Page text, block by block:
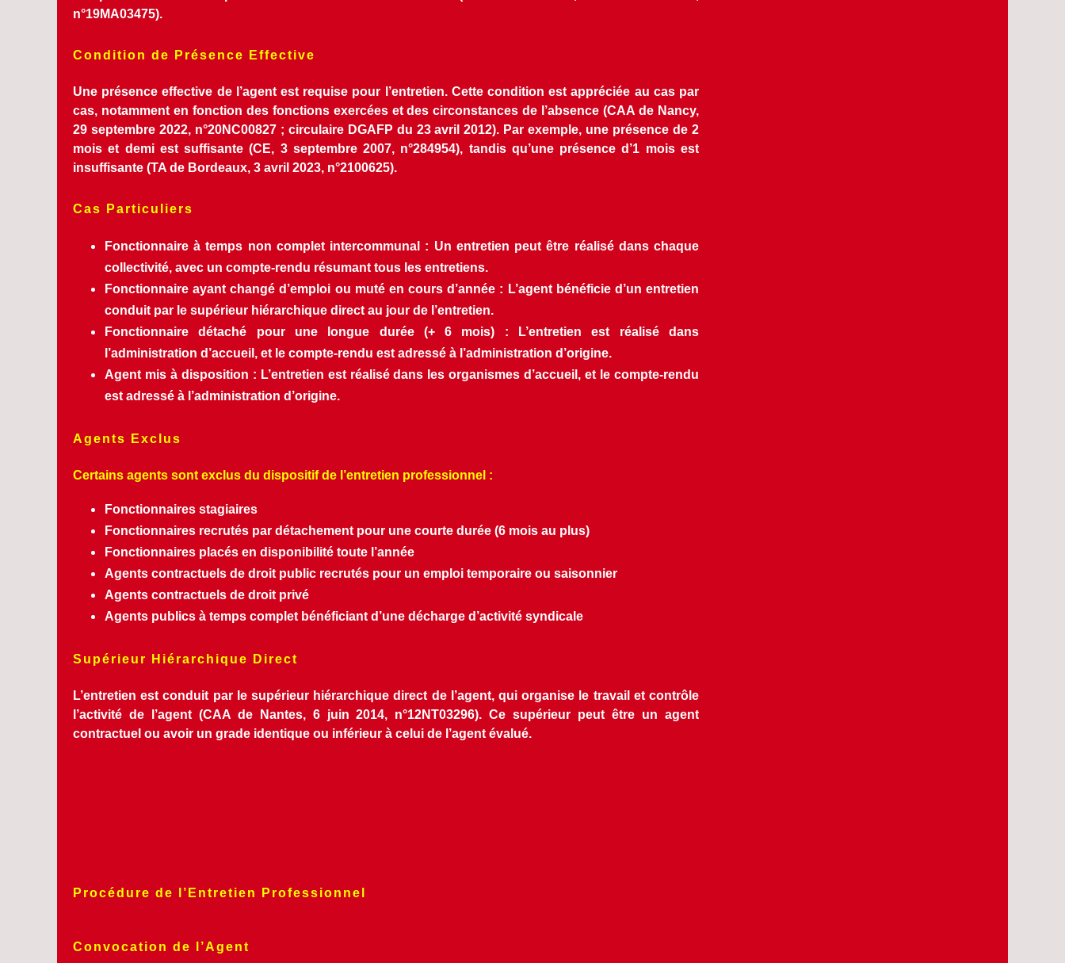
n°19MA03475).
Condition de Présence Effective
Une présence effective de l’agent est requise pour l’entretien. Cette condition est appréciée au cas par
cas, notamment en fonction des fonctions exercées et des circonstances de l’absence (CAA de Nancy,
29 septembre 2022, n°20NC00827 ; circulaire DGAFP du 23 avril 2012). Par exemple, une présence de 2
mois et demi est suffisante (CE, 3 septembre 2007, n°284954), tandis qu’une présence d’1 mois est
insuffisante (TA de Bordeaux, 3 avril 2023, n°2100625).
Cas Particuliers
Fonctionnaire à temps non complet intercommunal : Un entretien peut être réalisé dans chaque
collectivité, avec un compte-rendu résumant tous les entretiens.
Fonctionnaire ayant changé d’emploi ou muté en cours d’année : L’agent bénéficie d’un entretien
conduit par le supérieur hiérarchique direct au jour de l’entretien.
Fonctionnaire détaché pour une longue durée (+ 6 mois) : L’entretien est réalisé dans
l’administration d’accueil, et le compte-rendu est adressé à l’administration d’origine.
Agent mis à disposition : L’entretien est réalisé dans les organismes d’accueil, et le compte-rendu
est adressé à l’administration d’origine.
Agents Exclus
Certains agents sont exclus du dispositif de l’entretien professionnel :
Fonctionnaires stagiaires
Fonctionnaires recrutés par détachement pour une courte durée (6 mois au plus)
Fonctionnaires placés en disponibilité toute l’année
Agents contractuels de droit public recrutés pour un emploi temporaire ou saisonnier
Agents contractuels de droit privé
Agents publics à temps complet bénéficiant d’une décharge d’activité syndicale
Supérieur Hiérarchique Direct
L’entretien est conduit par le supérieur hiérarchique direct de l’agent, qui organise le travail et contrôle
l’activité de l’agent (CAA de Nantes, 6 juin 2014, n°12NT03296). Ce supérieur peut être un agent
contractuel ou avoir un grade identique ou inférieur à celui de l’agent évalué.
Procédure de l’Entretien Professionnel
Convocation de l’Agent